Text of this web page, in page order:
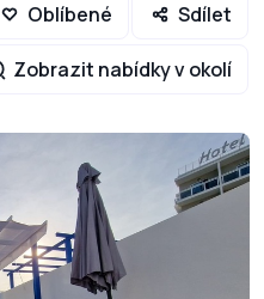
Oblíbené Sdílet
Zobrazit nabídky v okolí